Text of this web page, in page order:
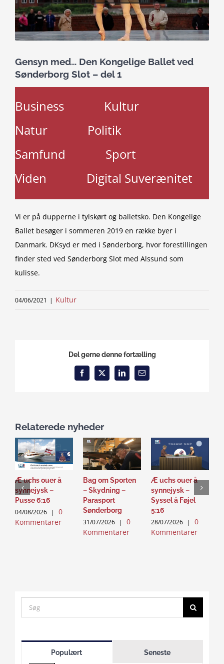
Gensyn med… Den Kongelige Ballet ved
Sønderborg Slot – del 1
Business
Kultur
Natur
Politik
Samfund
Sport
Viden
Digital Suverænitet
Vi er på dupperne i tylskørt og balletsko. Den Kongelige
Ballet besøger i sommeren 2019 en række byer i
Danmark. DKsyd er med i Sønderborg, hvor forestillingen
finder sted ved Sønderborg Slot med Alssund som
kulisse.
04/06/2021 | Kultur
Del gerne denne fortælling
Facebook
X LinkedInEmail
Relaterede nyheder
Æ uchs ouer å
synnejysk –
Pusse 6:16
04/08/2026 |
0
Kommentarer
Bag om Sporten
– Skydning –
Parasport
Sønderborg
31/07/2026 |
0
Kommentarer
Æ uchs ouer å
synnejysk –
Syssel å Føjel
5:16
28/07/2026 |
0
Kommentarer
Search
for:
Populært Seneste
accept